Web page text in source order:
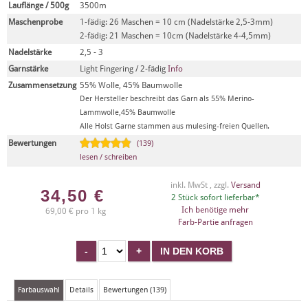
Lauflänge / 500g
3500m
Maschenprobe
1-fädig: 26 Maschen = 10 cm (Nadelstärke 2,5-3mm)
2-fädig: 21 Maschen = 10cm (Nadelstärke 4-4,5mm)
Nadelstärke
2,5 - 3
Garnstärke
Light Fingering / 2-fädig Info
Zusammensetzung 55% Wolle, 45% Baumwolle
Der Hersteller beschreibt das Garn als 55% Merino-
Lammwolle,45% Baumwolle
Alle Holst Garne stammen aus mulesing-freien Quellen.
Bewertungen
(139)
lesen / schreiben
34,50 €
69,00 € pro 1 kg
inkl. MwSt , zzgl. Versand
2 Stück sofort lieferbar*
Ich benötige mehr
Farb-Partie anfragen
Farbauswahl Details Bewertungen (139)